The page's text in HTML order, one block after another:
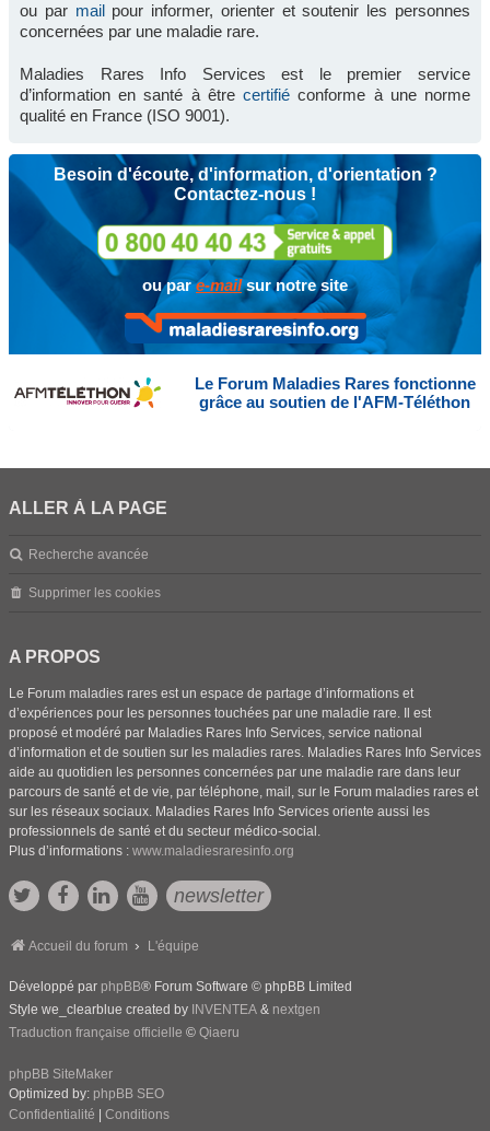
ou par mailpour informer, orienter et soutenir les personnes
concernées par une maladie rare.
Maladies Rares Info Services est le premier service
d’information en santé à êtrecertifié conforme à une norme
qualité en France (ISO 9001).
Besoin d'écoute, d'information, d'orientation ?
Contactez-nous !
ou pare-mailsur notre site
Le Forum Maladies Rares fonctionne
grâce au soutien de l'AFM-Téléthon
ALLER À LA PAGE
Recherche avancée
Supprimer les cookies
A PROPOS
Le Forum maladies rares est un espace de partage d’informations et
d’expériences pour les personnes touchées par une maladie rare. Il est
proposé et modéré par Maladies Rares Info Services, service national
d’information et de soutien sur les maladies rares. Maladies Rares Info Services
aide au quotidien les personnes concernées par une maladie rare dans leur
parcours de santé et de vie, par téléphone, mail, sur le Forum maladies rares et
sur les réseaux sociaux. Maladies Rares Info Services oriente aussi les
professionnels de santé et du secteur médico-social.
Plus d’informations : www.maladiesraresinfo.org
newsletter
Accueil du forum L'équipe
Développé par phpBB® Forum Software © phpBB Limited
Style we_clearblue created by INVENTEA & nextgen
Traduction française officielle © Qiaeru
phpBB SiteMaker
Optimized by: phpBB SEO
Confidentialité
Conditions